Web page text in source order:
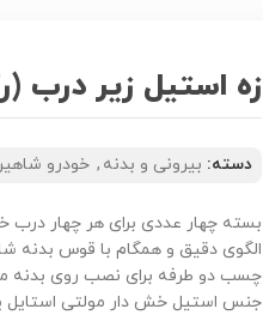
زه استیل زیر درب
دسته: بیرونی و بدنه , خودرو
بسته چهار عددی برای هر چهار درب
الگوی دقیق و همگام با قوس بدنه
چسب دو طرفه برای نصب روی بدنه
جنس استیل خش دار مولتی استایل